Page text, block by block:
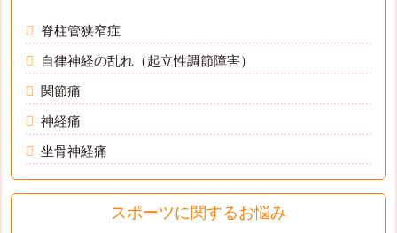
脊柱管狭窄症
自律神経の乱れ（起立性調節障害）
関節痛
神経痛
坐骨神経痛
スポーツに関するお悩み